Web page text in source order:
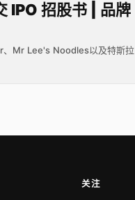
IPO 招股书 | 品牌
Mr Lee's Noodles以及特斯拉
关注